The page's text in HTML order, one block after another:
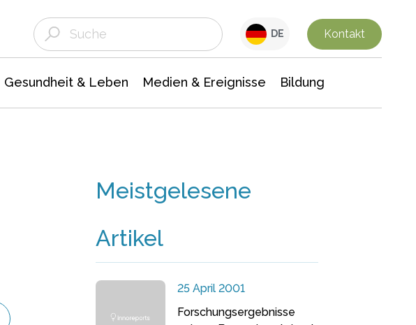
DE Kontakt
Gesundheit & Leben Medien & Ereignisse Bildung
Meistgelesene
Artikel
25 April 2001
Forschungsergebnisse